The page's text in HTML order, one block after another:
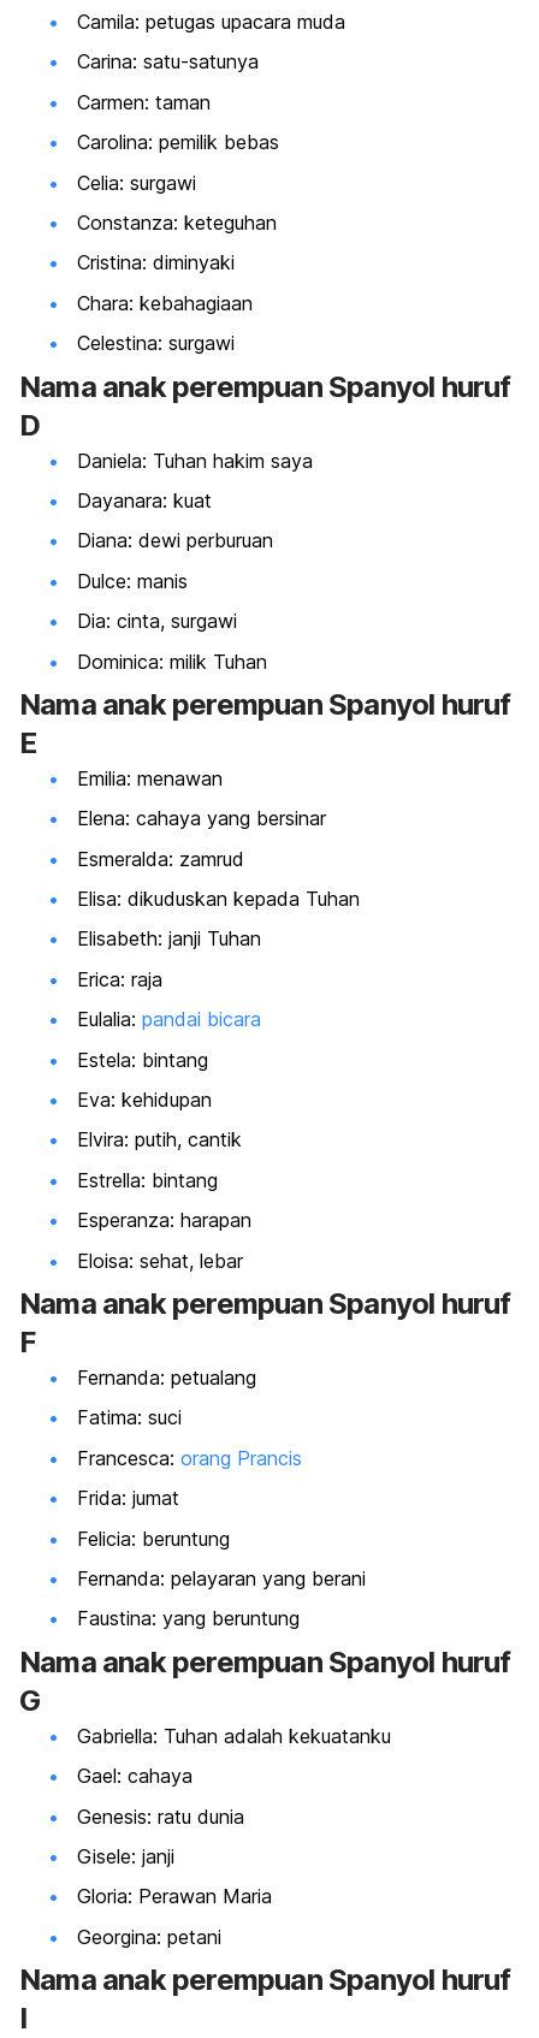
Camila: petugas upacara muda
Carina: satu-satunya
Carmen: taman
Carolina: pemilik bebas
Celia: surgawi
Constanza: keteguhan
Cristina: diminyaki
Chara: kebahagiaan
Celestina: surgawi
Namaanak perempuan Spanyol huruf
D
Daniela: Tuhan hakim saya
Dayanara: kuat
Diana: dewi perburuan
Dulce: manis
Dia: cinta, surgawi
Dominica: milik Tuhan
Nama anak perempuan Spanyol huruf
E
Emilia: menawan
Elena: cahaya yang bersinar
Esmeralda: zamrud
Elisa: dikuduskan kepada Tuhan
Elisabeth: janji Tuhan
Erica: raja
Eulalia: pandai bicara
Estela: bintang
Eva: kehidupan
Elvira: putih, cantik
Estrella: bintang
Esperanza: harapan
Eloisa: sehat, lebar
Nama anak perempuan Spanyol huruf
F
Fernanda: petualang
Fatima: suci
Francesca: orang Prancis
Frida: jumat
Felicia: beruntung
Fernanda: pelayaran yang berani
Faustina: yang beruntung
Nama anak perempuan Spanyol huruf
G
Gabriella: Tuhan adalah kekuatanku
Gael: cahaya
Genesis: ratu dunia
Gisele: janji
Gloria: Perawan Maria
Georgina: petani
Nama anak perempuan Spanyol huruf
I